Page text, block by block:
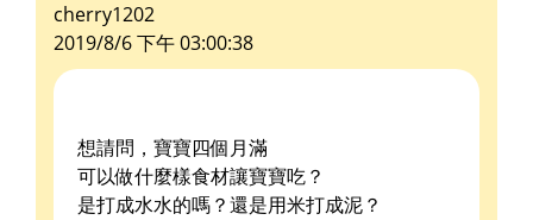
cherry1202
2019/8/6 下午 03:00:38
想請問，寶寶四個月滿
可以做什麼樣食材讓寶寶吃？
是打成水水的嗎？還是用米打成泥？